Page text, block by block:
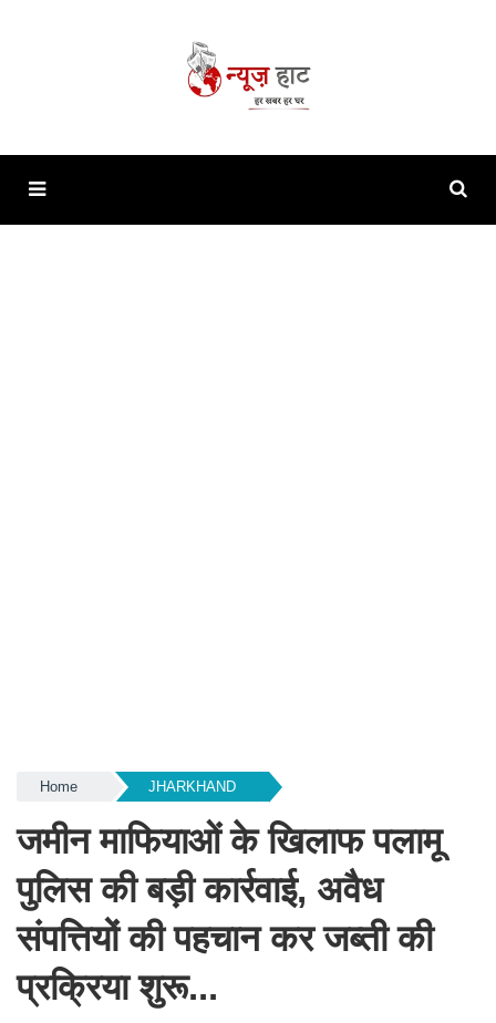
Home JHARKHAND
जमीन माफियाओं के खिलाफ पलामू
पुलिस की बड़ी कार्रवाई, अवैध
संपत्तियों की पहचान कर जब्ती की
प्रक्रिया शुरू...